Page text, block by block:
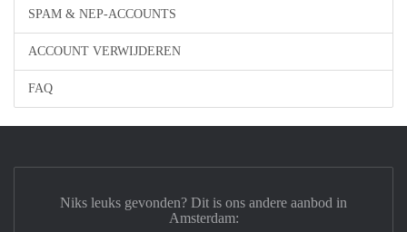
SPAM & NEP-ACCOUNTS
ACCOUNT VERWIJDEREN
FAQ
Niks leuks gevonden? Dit is ons andere aanbod in
Amsterdam: